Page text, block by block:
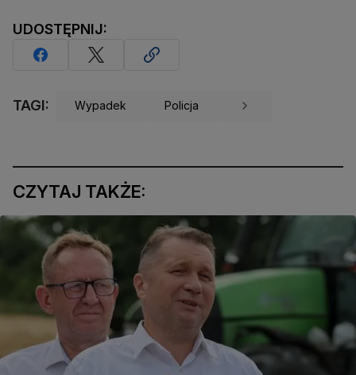
UDOSTĘPNIJ:
TAGI: Wypadek Policja
CZYTAJ TAKŻE: